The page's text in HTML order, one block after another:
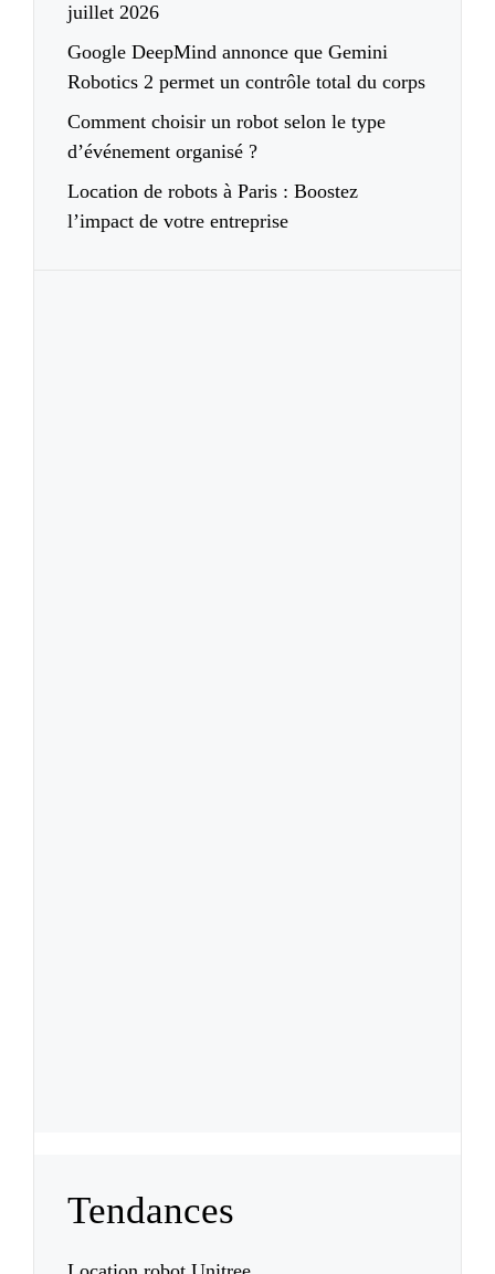
juillet 2026
Google DeepMind annonce que Gemini
Robotics 2 permet un contrôle total du corps
Comment choisir un robot selon le type
d’événement organisé ?
Location de robots à Paris : Boostez
l’impact de votre entreprise
Tendances